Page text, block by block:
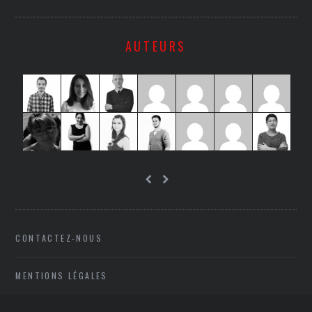
AUTEURS
CONTACTEZ-NOUS
MENTIONS LÉGALES